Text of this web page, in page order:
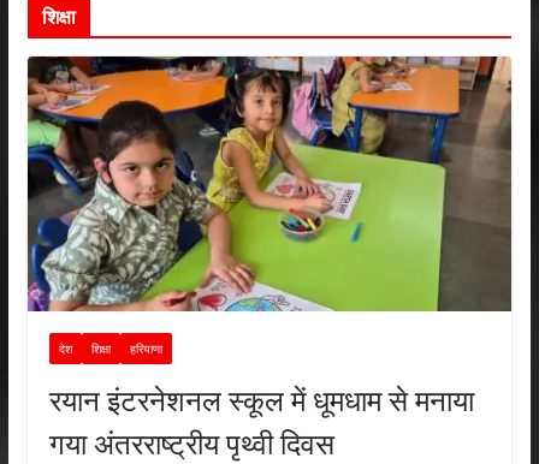
शिक्षा
देश शिक्षा हरियाणा
रयान इंटरनेशनल स्कूल में धूमधाम से मनाया
गया अंतरराष्ट्रीय पृथ्वी दिवस